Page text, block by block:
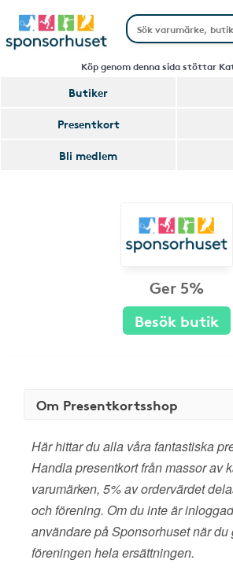
Köp genom denna sida stöttar
Butiker
Presentkort
Bli medlem
Ger 5%
Besök butik
Om Presentkortsshop
Här hittar du alla våra fantastiska
Handla presentkort från massor av
varumärken, 5% av ordervärdet
och förening. Om du inte är
användare på Sponsorhuset när du
föreningen hela ersättningen.